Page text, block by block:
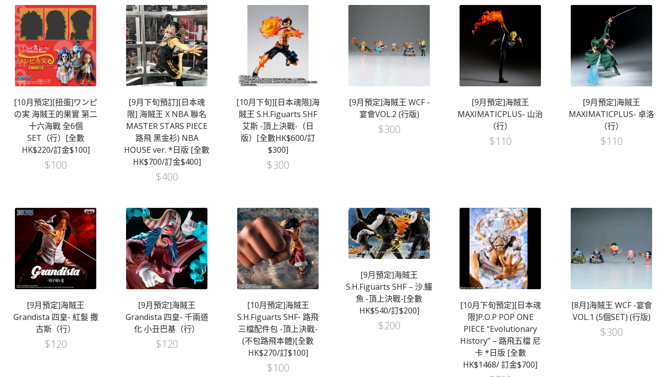
[10月預定][扭蛋]ワンピ
の実 海賊王的果實 第二
十六海戰 全6個
SET（行）[全數
HK$220/訂金$100]
$100
[9月下旬預訂][日本魂
限] 海賊王 X NBA 聯名
MASTER STARS PIECE
路飛 黑金衫) NBA
HOUSE ver. *日版 [全數
HK$700/訂金$400]
$400
[10月下旬][日本魂限]海
賊王 S.H.Figuarts SHF
艾斯 -頂上決戰-（日
版）[全數HK$600/訂
$300]
$300
[9月預定]海賊王 WCF -
宴會VOL.2 (行版)
$300
[9月預定]海賊王
MAXIMATICPLUS- 山治
（行）
$110
[9月預定]海賊王
MAXIMATICPLUS- 卓洛
（行）
$110
[9月預定]海賊王
Grandista 四皇- 紅髮 撒
古斯（行）
$120
[9月預定]海賊王
Grandista 四皇- 千兩道
化 小丑巴基（行）
$120
[10月預定]海賊王
S.H.Figuarts SHF- 路飛
三檔配件包 -頂上決戰-
(不包路飛本體)[全數
HK$270/訂$100]
$100
[9月預定]海賊王
S.H.Figuarts SHF – 沙.鱷
魚 -頂上決戰-[全數
HK$540/訂$200]
$200
[10月下旬預定][日本魂
限]P.O.P POP ONE
PIECE “Evolutionary
History” – 路飛五檔 尼
卡 *日版 [全數
HK$1468/ 訂金$700]
[8月]海賊王 WCF -宴會
VOL.1 (5個SET) (行版)
$300